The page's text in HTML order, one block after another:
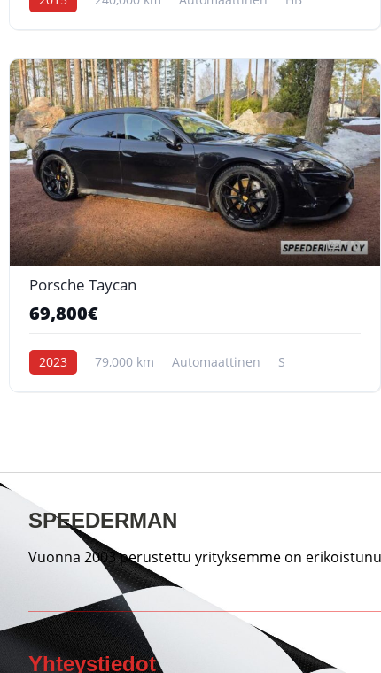
10
Porsche Taycan
69,800€
2023 79,000 km Automaattinen S
SPEEDERMAN
Vuonna 2003 perustettu yrityksemme on
Yhteystiedot